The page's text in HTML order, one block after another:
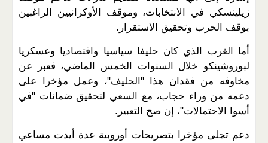
زيلينسكي في الانتخابات، وموقف الأوكرانيين الراغبين
بوقف الحرب وتحقيق الاستقرار.
أما الغرب الذي كان حليفا سياسيا واقتصاديا وعسكريا
لبوروشينكو خلال السنوات الخمس الماضي، فعبر عن
مخاوفه من فقدان هذا "الحليف"، وعمل مؤخرا على
دعمه من وراء حجاب، مع السعي لتحقيق ضمانات "في
أسوا الاحتمالات"، إن صح التعبير.
دعم تجلى مؤخرا بتصريحات أوروبية عدة أيدت مساعي